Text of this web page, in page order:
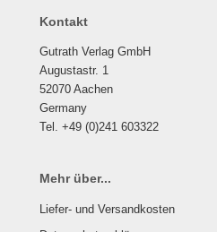
Kontakt
Gutrath Verlag GmbH
Augustastr. 1
52070 Aachen
Germany
Tel. +49 (0)241 603322
Mehr über...
Liefer- und Versandkosten